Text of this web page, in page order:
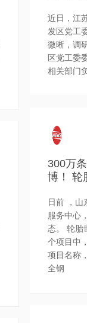
近日，江
发区党工
微晰，调
区党工委
相关部门
300万
博！ 轮
日前 ，山
服务中心
态。 轮胎
个项目中
项目名称
全钢